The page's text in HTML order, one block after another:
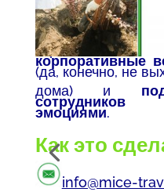
Кстати, есть
не хотите ждать
Нет, мы не
карантин.
корпоративные
(да, конечно, не
дома)и
сотрудников
эмоциями.
Как это
info@mice-